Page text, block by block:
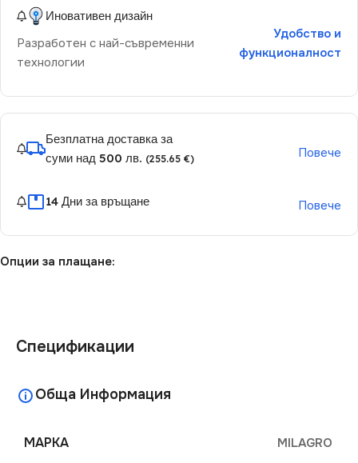
Иновативен дизайн
Разработен с най-съвременни
технологии
Удобство и
функционалност
Безплатна доставка за
суми над 500 лв. (255.65 €) Повече
14 Дни за връщане Повече
Опции за плащане:
Спецификации
Обща Информация
МАРКА MILAGRO